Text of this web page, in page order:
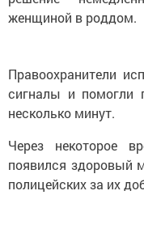
женщиной в роддом.
Правоохранители
сигналы и помогли
несколько минут.
Через некоторое
появился здоровый
полицейских за их